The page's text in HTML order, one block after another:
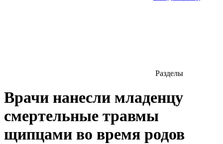
Разделы
Врачи нанесли младенцу
смертельные травмы
щипцами во время родов